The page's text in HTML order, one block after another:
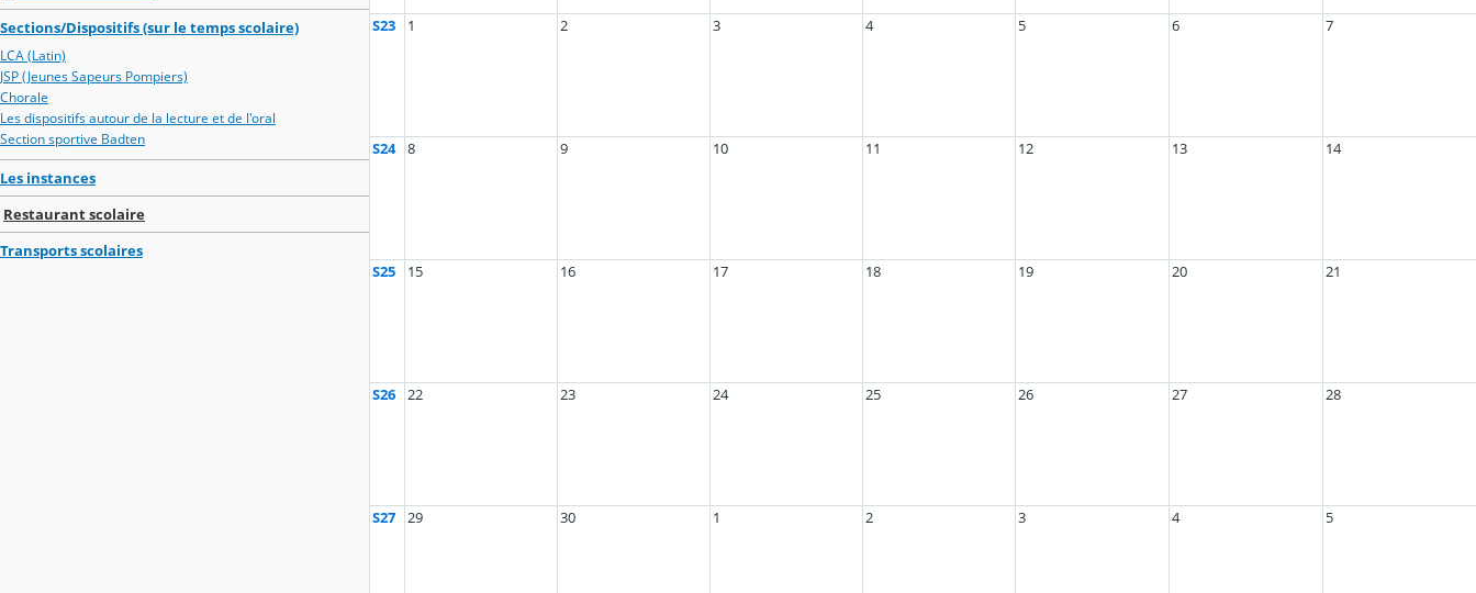
Sections/Dispositifs (sur le temps scolaire)
LCA (Latin)
JSP (Jeunes Sapeurs Pompiers)
Chorale
Les dispositifs autour de la lecture et de l'oral
Section sportive Badten
Les instances
Restaurant scolaire
Transports scolaires
S23 1 2 3 4 5 6 7
S24 8 9 10 11 12 13 14
S25 15 16 17 18 19 20 21
S26 22 23 24 25 26 27 28
S27 29 30 1 2 3 4 5